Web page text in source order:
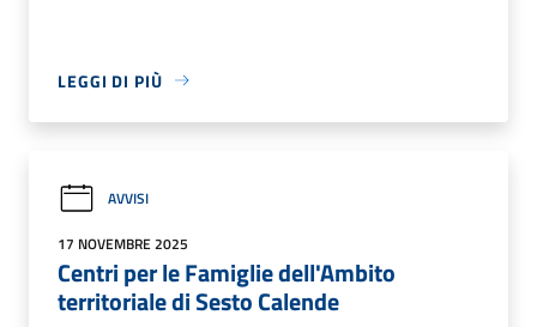
LEGGI DI PIÙ
AVVISI
17 NOVEMBRE 2025
Centri per le Famiglie dell'Ambito
territoriale di Sesto Calende